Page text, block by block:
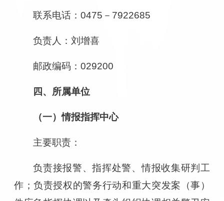
联系电话：0475－7922685
负责人：刘增喜
邮政编码：029200
四、所属单位
（一）情报指挥中心
主要职责：
负责接报警、指挥处警、情报收集研判工
作；负责授权的警务行动和重大突发案（事）